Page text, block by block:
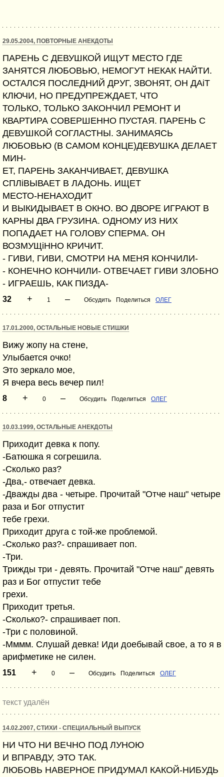
29.05.2004, ПОВТОРНЫЕ АНЕКДОТЫ
ПАРЕНЬ С ДЕВУШКОЙ ИЩУТ МЕСТО ГДЕ
ЗАНЯТСЯ ЛЮБОВЬЮ, НЕМОГУТ НЕКАК НАЙТИ.
ОСТАЛСЯ ПОСЛЕДНИЙ ДРУГ, ЗВОНЯТ, ОН ДАіТ
КЛЮЧИ, НО ПРЕДУПРЕЖДАЕТ, ЧТО
ТОЛЬКО, ТОЛЬКО ЗАКОНЧИЛ РЕМОНТ И
КВАРТИРА СОВЕРШЕННО ПУСТАЯ. ПАРЕНЬ С
ДЕВУШКОЙ СОГЛАСТНЫ. ЗАНИМАЯСЬ
ЛЮБОВЬЮ (В САМОМ КОНЦЕ)ДЕВУШКА ДЕЛАЕТ
МИН-
ЕТ, ПАРЕНЬ ЗАКАНЧИВАЕТ, ДЕВУШКА
СПЛіВЫВАЕТ В ЛАДОНЬ. ИЩЕТ
МЕСТО-НЕНАХОДИТ
И ВЫКИДЫВАЕТ В ОКНО. ВО ДВОРЕ ИГРАЮТ В
КАРНЫ ДВА ГРУЗИНА. ОДНОМУ ИЗ НИХ
ПОПАДАЕТ НА ГОЛОВУ СПЕРМА. ОН
ВОЗМУЩіННО КРИЧИТ.
- ГИВИ, ГИВИ, СМОТРИ НА МЕНЯ КОНЧИЛИ-
- КОНЕЧНО КОНЧИЛИ- ОТВЕЧАЕТ ГИВИ ЗЛОБНО
- ИГРАЕШЬ, КАК ПИЗДА-
32 + 1 – Обсудить Поделиться ОЛЕГ
17.01.2000, ОСТАЛЬНЫЕ НОВЫЕ СТИШКИ
Вижу жопу на стене,
Улыбается очко!
Это зеркало мое,
Я вчера весь вечер пил!
8 + 0 – Обсудить Поделиться ОЛЕГ
10.03.1999, ОСТАЛЬНЫЕ АНЕКДОТЫ
Приходит девка к попу.
-Батюшка я согрешила.
-Сколько раз?
-Два,- отвечает девка.
-Дважды два - четыре. Прочитай "Отче наш" четыре
раза и Бог отпустит
тебе грехи.
Приходит друга с той-же проблемой.
-Сколько раз?- спрашивает поп.
-Три.
Трижды три - девять. Прочитай "Отче наш" девять
раз и Бог отпустит тебе
грехи.
Приходит третья.
-Сколько?- спрашивает поп.
-Три с половиной.
-Мммм. Слушай девка! Иди доебывай свое, а то я в
арифметике не силен.
151 + 0 – Обсудить Поделиться ОЛЕГ
текст удалён
14.02.2007, СТИХИ - СПЕЦИАЛЬНЫЙ ВЫПУСК
НИ ЧТО НИ ВЕЧНО ПОД ЛУНОЮ
И ВПРАВДУ, ЭТО ТАК.
ЛЮБОВЬ НАВЕРНОЕ ПРИДУМАЛ КАКОЙ-НИБУДЬ